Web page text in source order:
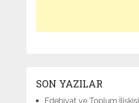
SON YAZILAR
Edebiyat ve Toplum İlişkisi